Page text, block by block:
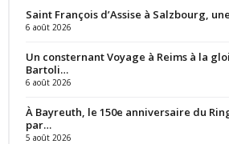
Saint François d’Assise à Salzbourg,
6 août 2026
Un consternant Voyage à Reims à la
Bartoli…
6 août 2026
À Bayreuth, le 150e anniversaire du
par…
5 août 2026